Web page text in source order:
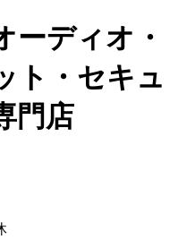
ーディオ・
ト・セキュ
門店